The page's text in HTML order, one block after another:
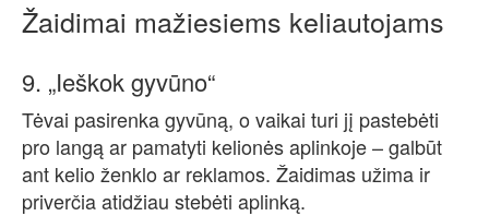
Žaidimai mažiesiems keliautojams
9. „Ieškok gyvūno“
Tėvai pasirenka gyvūną, o vaikai turi jį pastebėti
pro langą ar pamatyti kelionės aplinkoje – galbūt
ant kelio ženklo ar reklamos. Žaidimas užima ir
priverčia atidžiau stebėti aplinką.